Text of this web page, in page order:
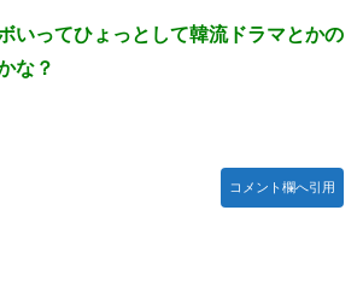
いってひょっとして韓流ドラマとかの
な？
コメント欄へ引用